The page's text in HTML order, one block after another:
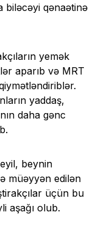
biləcəyi qənaətinə
yemək
aparıb və MRT
yaddaş,
daha gənc
beynin
müəyyən edilən
üçün bu
aşağı olub.